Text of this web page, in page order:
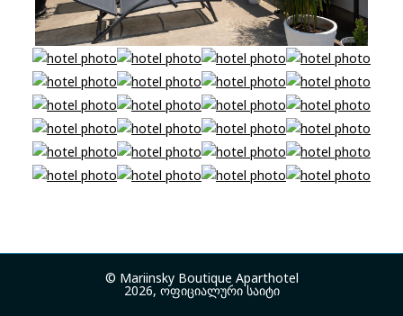
© Mariinsky Boutique Aparthotel
2026, ოფიციალური საიტი